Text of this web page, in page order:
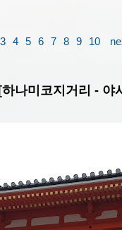
3 4 5 6 7 8 9 10
나미코지거리 -